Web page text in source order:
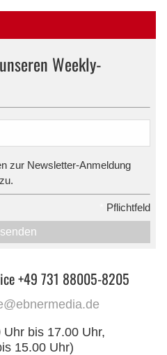
Weekly-
zur Newsletter-Anmeldung
Pflichtfeld
+49 731 88005-8205
bis 17.00 Uhr,
15.00 Uhr)